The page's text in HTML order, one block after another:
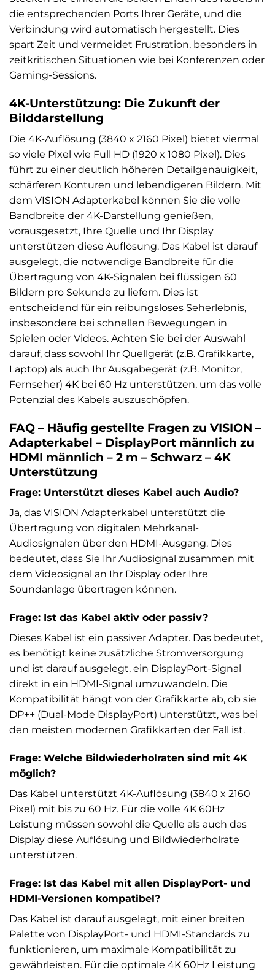
die entsprechenden Ports Ihrer Geräte, und die
Verbindung wird automatisch hergestellt. Dies
spart Zeit und vermeidet Frustration, besonders in
zeitkritischen Situationen wie bei Konferenzen oder
Gaming-Sessions.
4K-Unterstützung: Die Zukunft der
Bilddarstellung
Die 4K-Auflösung (3840 x 2160 Pixel) bietet viermal
so viele Pixel wie Full HD (1920 x 1080 Pixel). Dies
führt zu einer deutlich höheren Detailgenauigkeit,
schärferen Konturen und lebendigeren Bildern. Mit
dem VISION Adapterkabel können Sie die volle
Bandbreite der 4K-Darstellung genießen,
vorausgesetzt, Ihre Quelle und Ihr Display
unterstützen diese Auflösung. Das Kabel ist darauf
ausgelegt, die notwendige Bandbreite für die
Übertragung von 4K-Signalen bei flüssigen 60
Bildern pro Sekunde zu liefern. Dies ist
entscheidend für ein reibungsloses Seherlebnis,
insbesondere bei schnellen Bewegungen in
Spielen oder Videos. Achten Sie bei der Auswahl
darauf, dass sowohl Ihr Quellgerät (z.B. Grafikkarte,
Laptop) als auch Ihr Ausgabegerät (z.B. Monitor,
Fernseher) 4K bei 60 Hz unterstützen, um das volle
Potenzial des Kabels auszuschöpfen.
FAQ – Häufig gestellte Fragen zu VISION –
Adapterkabel – DisplayPort männlich zu
HDMI männlich – 2 m – Schwarz – 4K
Unterstützung
Frage: Unterstützt dieses Kabel auch Audio?
Ja, das VISION Adapterkabel unterstützt die
Übertragung von digitalen Mehrkanal-
Audiosignalen über den HDMI-Ausgang. Dies
bedeutet, dass Sie Ihr Audiosignal zusammen mit
dem Videosignal an Ihr Display oder Ihre
Soundanlage übertragen können.
Frage: Ist das Kabel aktiv oder passiv?
Dieses Kabel ist ein passiver Adapter. Das bedeutet,
es benötigt keine zusätzliche Stromversorgung
und ist darauf ausgelegt, ein DisplayPort-Signal
direkt in ein HDMI-Signal umzuwandeln. Die
Kompatibilität hängt von der Grafikkarte ab, ob sie
DP++ (Dual-Mode DisplayPort) unterstützt, was bei
den meisten modernen Grafikkarten der Fall ist.
Frage: Welche Bildwiederholraten sind mit 4K
möglich?
Das Kabel unterstützt 4K-Auflösung (3840 x 2160
Pixel) mit bis zu 60 Hz. Für die volle 4K 60Hz
Leistung müssen sowohl die Quelle als auch das
Display diese Auflösung und Bildwiederholrate
unterstützen.
Frage: Ist das Kabel mit allen DisplayPort- und
HDMI-Versionen kompatibel?
Das Kabel ist darauf ausgelegt, mit einer breiten
Palette von DisplayPort- und HDMI-Standards zu
funktionieren, um maximale Kompatibilität zu
gewährleisten. Für die optimale 4K 60Hz Leistung